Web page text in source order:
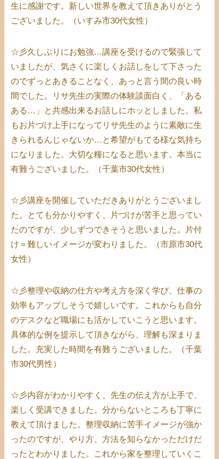
生に感謝です。新しい世界を教えて頂きありがとう
ございました。（いすみ市30代女性）
☆彡久しぶりにお勉強…講座を受けるので緊張して
いましたが、気さくに楽しくお話しをして下さった
のでずっとあきることなく、あっと言う間の良い時
間でした。リサ先生の実際の体験談面白く、「ある
ある…」と共感出来るお話しにホッとしました。私
もお片づけ上手になってリサ先生のように素敵に生
きられるんじゃないか…と希望がもてる様な気持ち
になりました。大切な糧になると思います。本当に
有難うございました。（千葉市30代女性）
☆彡講座を開催していただきありがとうございまし
た。とても分かりやすく、片づけが苦手と思ってい
たのですが、少しずつできそうと思いました。片付
け＝難しいイメージが変わりました。（市原市30代
女性）
☆彡整理や収納の仕方や考え方を深く学び、仕事の
効率もアップしそうで嬉しいです。これからも自分
のデスクなど職場にも活かしていこうと思います。
具体的な例を提示して頂きながら、理解も深まりま
した。充実した時間を有難うございました。（千葉
市30代男性）
☆彡内容がわかりやすく、先生の伝え方が上手で、
楽しく受講できました。分からないところも丁寧に
教えて頂けました。整理収納に苦手イメージが強か
ったのですが、やり方、方法を知らなかっただけだ
ったとわかりました。これから家を整理していくこ